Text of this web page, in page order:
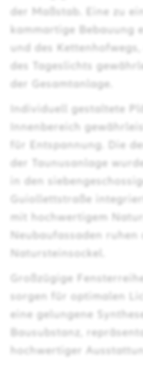
der Maßstab. Eine zu
kammartige Bebauung
und des
des Tageslichts
der Gesamtanlage.
Individuell gestaltete
Innenbereich
für Entspannung. Die
der Taunusanlage
in den
Guiollettstraße
mit hochwertigem
Neubaufassaden ruhen
Natursteinsockel.
Großzügige
sorgen für optimalen
eine gelungene
Bausubstanz,
hochwertiger